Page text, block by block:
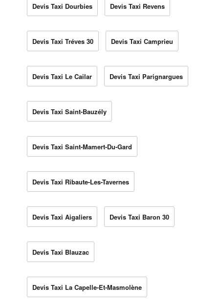
Devis Taxi Dourbies Devis Taxi Revens
Devis Taxi Tréves 30 Devis Taxi Camprieu
Devis Taxi Le Cailar Devis Taxi Parignargues
Devis Taxi Saint-Bauzély
Devis Taxi Saint-Mamert-Du-Gard
Devis Taxi Ribaute-Les-Tavernes
Devis Taxi Aigaliers Devis Taxi Baron 30
Devis Taxi Blauzac
Devis Taxi La Capelle-Et-Masmolène